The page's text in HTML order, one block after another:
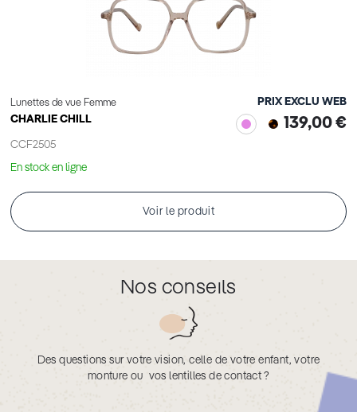
Lunettes de vue Femme
CHARLIE CHILL
CCF2505
PRIX EXCLU WEB
139,00 €
En stock en ligne
Voir le produit
Nos conseils
Des questions sur votre vision, celle de votre enfant, votre
monture ou vos lentilles de contact ?